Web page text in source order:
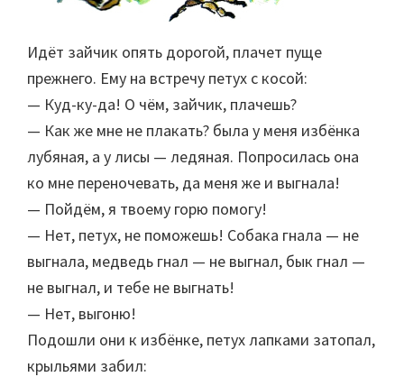
Идёт зайчик опять дорогой, плачет пуще
прежнего. Eму на встречу петух с косой:
— Куд-ку-да! O чём, зайчик, плачешь?
— Как же мне не плакать? была у меня избёнка
лубяная, а у лисы — ледяная. Попросилась она
ко мне переночевать, да меня же и выгнала!
— Пойдём, я твоему горю помогу!
— Нет, петух, не поможешь! Собака гнала — не
выгнала, медведь гнал — не выгнал, бык гнал —
не выгнал, и тебе не выгнать!
— Нет, выгоню!
Подошли они к избёнке, петух лапками затопал,
крыльями забил: